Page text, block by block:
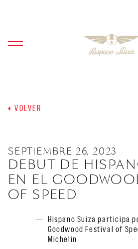
VOLVER
SEPTIEMBRE 26, 2023
DEBUT DE
EN EL
OF SPEED
Hispano Suiza participa
Goodwood Festival of
Michelin